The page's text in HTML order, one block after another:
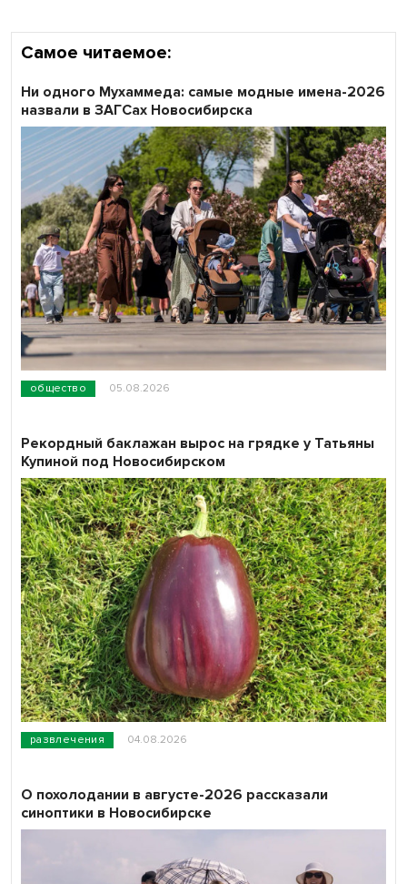
Самое читаемое:
общество 05.08.2026
Ни одного Мухаммеда: самые модные имена-2026
назвали в ЗАГСах Новосибирска
развлечения 04.08.2026
Рекордный баклажан вырос на грядке у Татьяны
Купиной под Новосибирском
О похолодании в августе-2026 рассказали
синоптики в Новосибирске